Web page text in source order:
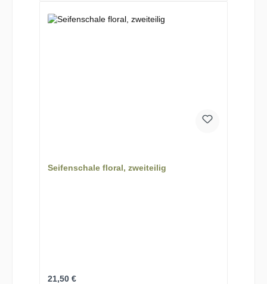
Seifenschale floral, zweiteilig
Regulärer Preis:
21,50 €